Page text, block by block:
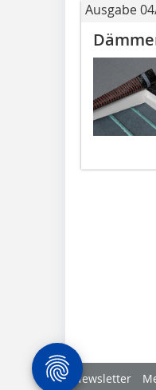
Ausgabe
Newsletter